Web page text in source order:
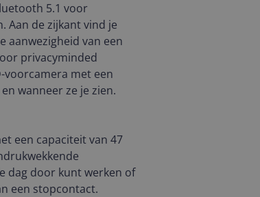
5.1 voor
Aan de zijkant vind je
aanwezigheid van een
privacyminded
voorcamera met een
wanneer ze je zien.
een capaciteit van 47
dag door kunt werken of
een stopcontact.